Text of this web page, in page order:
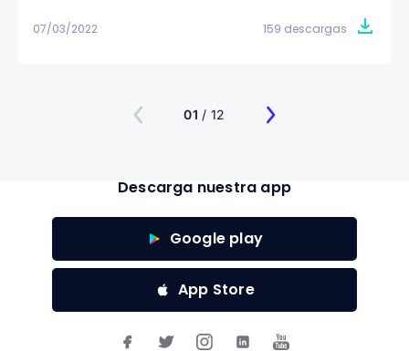
07/03/2022 159 descargas
01 / 12
Descarga nuestra app
Google play
App Store